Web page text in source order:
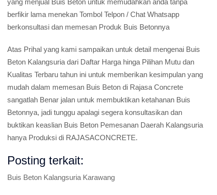
yang menjual Buis Beton untuk memudahkan anda tanpa
berfikir lama menekan Tombol Telpon / Chat Whatsapp
berkonsultasi dan memesan Produk Buis Betonnya
Atas Prihal yang kami sampaikan untuk detail mengenai Buis
Beton Kalangsuria dari Daftar Harga hinga Pilihan Mutu dan
Kualitas Terbaru tahun ini untuk memberikan kesimpulan yang
mudah dalam memesan Buis Beton di Rajasa Concrete
sangatlah Benar jalan untuk membuktikan ketahanan Buis
Betonnya, jadi tunggu apalagi segera konsultasikan dan
buktikan keaslian Buis Beton Pemesanan Daerah Kalangsuria
hanya Produksi di RAJASACONCRETE.
Posting terkait:
Buis Beton Kalangsuria Karawang